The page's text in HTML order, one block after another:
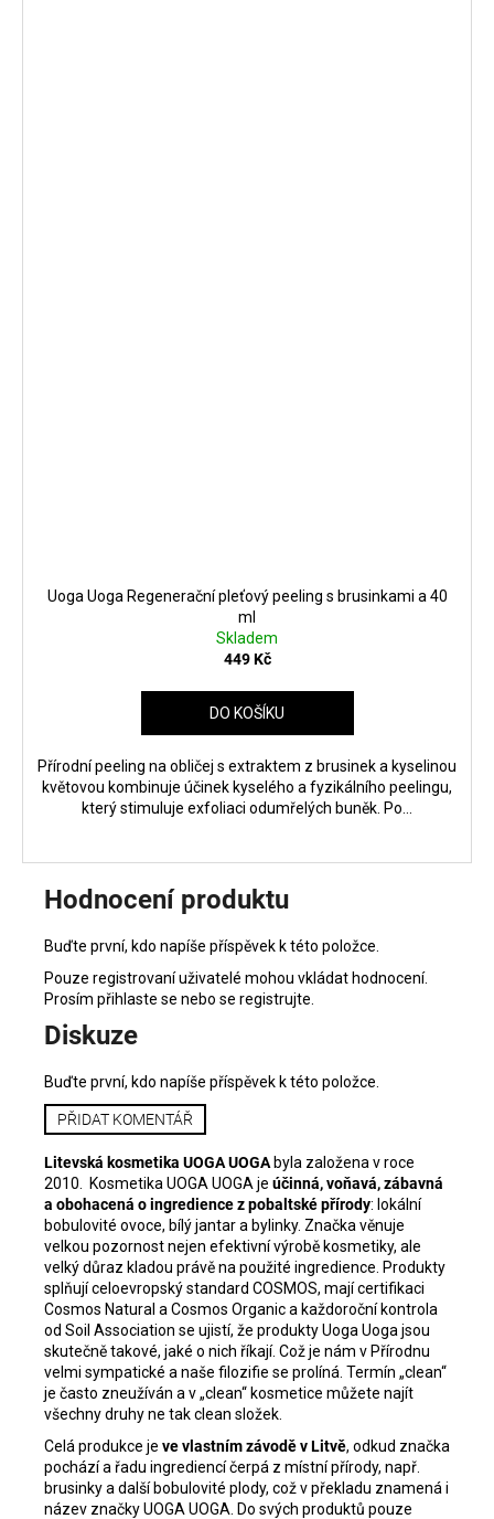
Uoga Uoga Regenerační pleťový peeling s brusinkami a 40
ml
Skladem
449 Kč
DO KOŠÍKU
Přírodní peeling na obličej s extraktem z brusinek a kyselinou
květovou kombinuje účinek kyselého a fyzikálního peelingu,
který stimuluje exfoliaci odumřelých buněk. Po...
Hodnocení produktu
Buďte první, kdo napíše příspěvek k této položce.
Pouze registrovaní uživatelé mohou vkládat hodnocení.
Prosím přihlaste se nebo se registrujte
Diskuze
Buďte první, kdo napíše příspěvek k této položce.
PŘIDAT KOMENTÁŘ
Litevská kosmetika UOGA UOGAbyla založena v roce
2010. Kosmetika UOGA UOGA je účinná, voňavá, zábavná
a obohacená o ingredience z pobaltské přírody: lokální
bobulovité ovoce, bílý jantar a bylinky. Značka věnuje
velkou pozornost nejen efektivní výrobě kosmetiky, ale
velký důraz kladou právě na použité ingredience. Produkty
splňují celoevropský standard COSMOS, mají certifikaci
Cosmos Natural a Cosmos Organic a každoroční kontrola
od Soil Association se ujistí, že produkty Uoga Uoga jsou
skutečně takové, jaké o nich říkají. Což je nám v Přírodnu
velmi sympatické a naše filozifie se prolíná. Termín „clean“
je často zneužíván a v „clean“ kosmetice můžete najít
všechny druhy ne tak clean složek.
Celá produkce je ve vlastním závodě v Litvě, odkud značka
pochází a řadu ingrediencí čerpá z místní přírody, např.
brusinky a další bobulovité plody, což v překladu znamená i
název značky UOGA UOGA. Do svých produktů pouze